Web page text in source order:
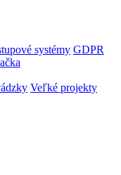
systémy GDPR
Veľké projekty